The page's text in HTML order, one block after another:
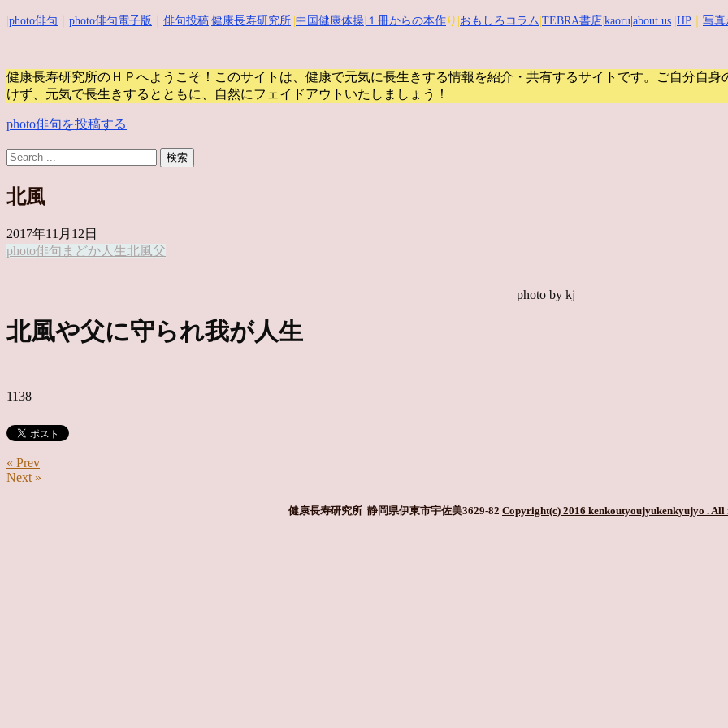
photo俳句 photo俳句電子版 俳句投稿 健康長寿研究所 中国健康体操 １冊からの本作 り| おもしろコラム TEBRA書店 kaoru |about us HP 写真
健康長寿研究所のＨＰへようこそ！このサイトは、健康で元気に長生きする情報を紹介・共有するサイトです。
ご自分自身
けず、元気で長生きするとともに、自然にフェイドアウトいたしましょう！
photo俳句を投稿する
北風
2017年11月12日
photo俳句 まどか 人生北風父
photo by kj
北風や父に守られ我が人生
1138
« Prev
Next »
健康長寿研究所 静岡県伊東市宇佐美3629-82 Copyright(c) 2016 kenkoutyoujyukenkyujyo . All